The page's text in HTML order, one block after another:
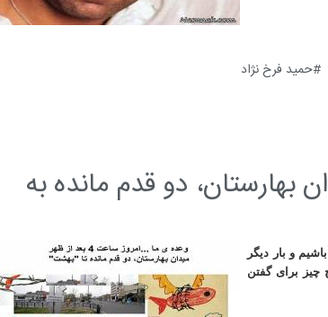
حمید فرخ نژاد
از ظهر میدان بهارستان، دو قدم مانده به
و بار دیگر
بفهمیم هیچ چیز برای گفتن